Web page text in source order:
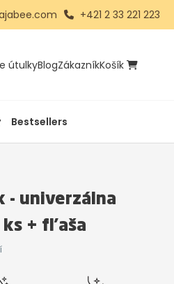
+421 2 33 221 223
útulkyBlogZákazníkKošík
Bestsellers
- univerzálna
ks + fľaša